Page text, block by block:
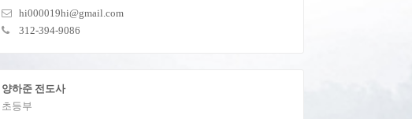
hi000019hi@gmail.com
312-394-9086
양하준 전도사
초등부